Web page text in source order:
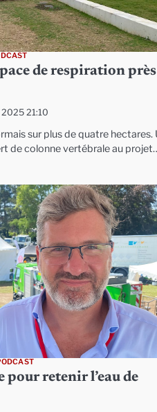
de respiration près
2025 21:10
sur plus de quatre hectares.
de colonne vertébrale au
pour retenir l’eau de